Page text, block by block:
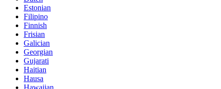
Estonian
Filipino
Finnish
Frisian
Galician
Georgian
Gujarati
Haitian
Hausa
Hawaiian